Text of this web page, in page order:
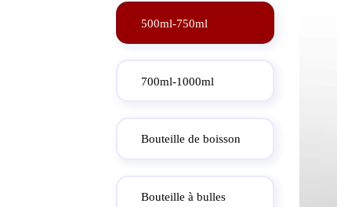
500ml-750ml
700ml-1000ml
Bouteille de boisson
Bouteille à bulles